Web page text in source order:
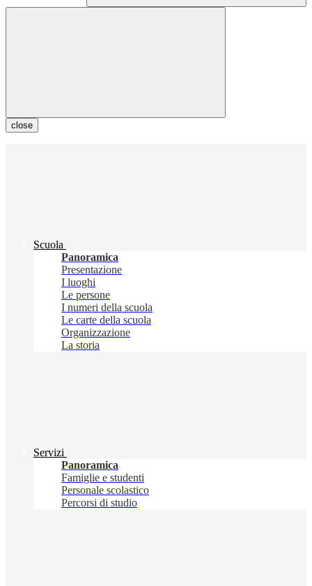
close
Scuola
Panoramica
Presentazione
I luoghi
Le persone
I numeri della scuola
Le carte della scuola
Organizzazione
La storia
Servizi
Panoramica
Famiglie e studenti
Personale scolastico
Percorsi di studio